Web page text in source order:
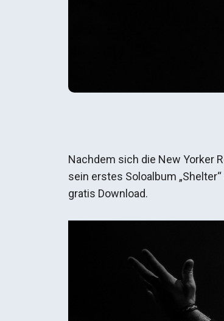
Nachdem sich die New Yorker
sein erstes Soloalbum
gratis Download.